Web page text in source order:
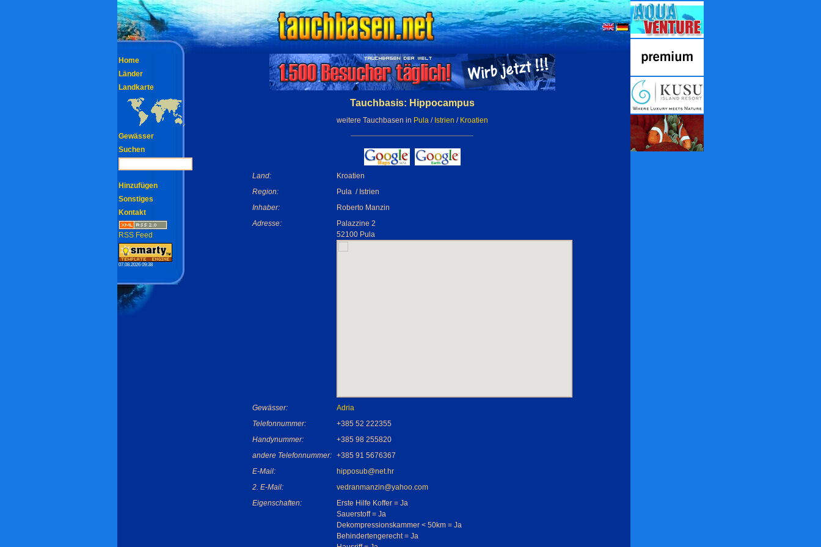
Tauchbasis: Hippocampus
weitere Tauchbasen in Pula/ Istrien / Kroatien
Land:
Kroatien
Region:
Pula / Istrien
Inhaber:
Roberto Manzin
Adresse:
Palazzine 2
52100 Pula
Gewässer:
Adria
Telefonnummer:
+385 52 222355
Handynummer:
+385 98 255820
andere Telefonnummer:
+385 91 5676367
E-Mail:
hipposub@net.hr
2. E-Mail:
vedranmanzin@yahoo.com
Eigenschaften:
Erste Hilfe Koffer = Ja
Sauerstoff = Ja
Dekompressionskammer < 50km = Ja
Behindertengerecht = Ja
Home
Länder
Landkarte
Gewässer
Suchen
Hinzufügen
Sonstiges
Kontakt
RSS Feed
07.08.2026 09:38